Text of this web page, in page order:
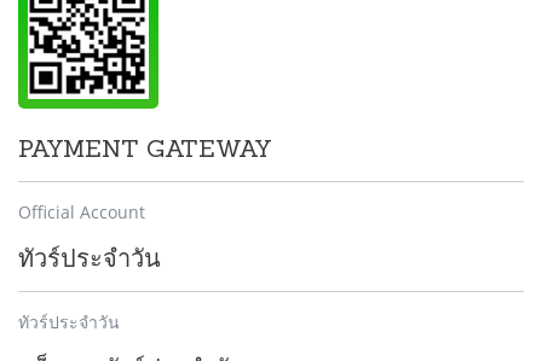
PAYMENT GATEWAY
Official Account
ทัวร์ประจำวัน
ทัวร์ประจำวัน